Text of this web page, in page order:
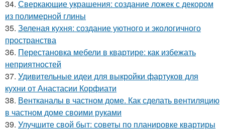
34. Сверкающие украшения: создание ложек с декором
из полимерной глины
35. Зеленая кухня: создание уютного и экологичного
пространства
36. Перестановка мебели в квартире: как избежать
неприятностей
37. Удивительные идеи для выкройки фартуков для
кухни от Анастасии Корфиати
38. Вентканалы в частном доме. Как сделать вентиляцию
в частном доме своими руками
39. Улучшите свой быт: советы по планировке квартиры